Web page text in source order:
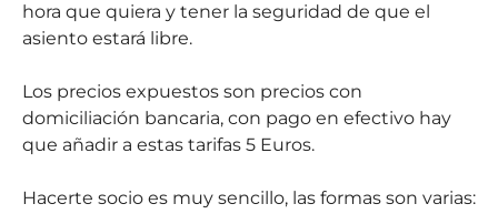
hora que quiera y tener la seguridad de que el
asiento estará libre.
Los precios expuestos son precios con
domiciliación bancaria, con pago en efectivo hay
que añadir a estas tarifas 5 Euros.
Hacerte socio es muy sencillo, las formas son varias: